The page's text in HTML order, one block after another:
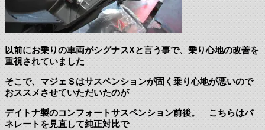
以前にお乗りの車両がシグナスXと言う事で、乗り心地の改善を
重視されていました
そこで、マジェＳはサスペンションが固く乗り心地が悪いので
おススメさせていただいたのが
デイトナ製のコンフォートサスペンション前後。 こちらはバ
ネレートを見直して純正対比で